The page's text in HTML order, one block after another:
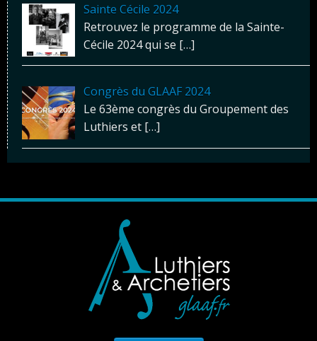
Sainte Cécile 2024
Retrouvez le programme de la Sainte-
Cécile 2024 qui se […]
Congrès du GLAAF 2024
Le 63ème congrès du Groupement des
Luthiers et […]